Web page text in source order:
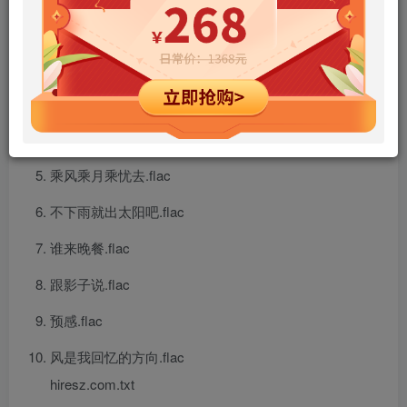
风中有朵雨做的云.flac
你听海是不是在笑.flac
忘了.flac
不快乐的爱人.flac
乘风乘月乘忧去.flac
不下雨就出太阳吧.flac
谁来晚餐.flac
跟影子说.flac
预感.flac
风是我回忆的方向.flac
hiresz.com.txt